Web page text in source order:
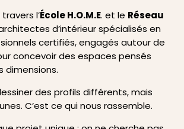
l’École H.O.M.E. et le Réseau
d’intérieur spécialisés en
certifiés, engagés autour de
concevoir des espaces pensés
dimensions.
des profils différents, mais
C’est ce qui nous rassemble.